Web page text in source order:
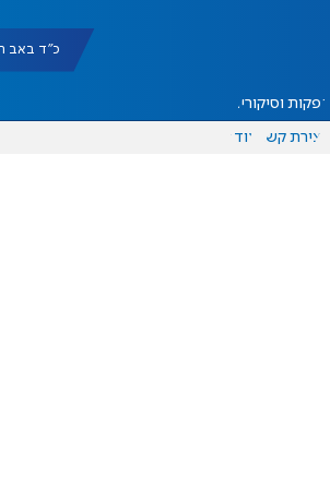
כ"ד באב תשפ"ו
הפקות וסיקורים
יצירת קשר עוד